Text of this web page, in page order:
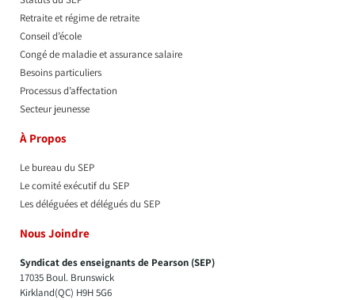
Retraite et régime de retraite
Conseil d’école
Congé de maladie et assurance salaire
Besoins particuliers
Processus d’affectation
Secteur jeunesse
À Propos
Le bureau du SEP
Le comité exécutif du SEP
Les déléguées et délégués du SEP​
Nous Joindre
Syndicat des enseignants de Pearson (SEP)
17035 Boul. Brunswick
Kirkland(QC) H9H 5G6